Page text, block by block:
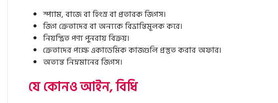
স্প্যাম, বাজে বা হিংস্র বা প্রতারক জিগস।
জিগ ক্রেতাদের বা অন্যকে বিভ্রান্তিমূলক করে।
নিয়ন্ত্রিত পণ্য পুনরায় বিক্রয়।
ক্রেতাদের পক্ষে একাডেমিক কাজগুলি প্রস্তুত করার অফার।
অত্যন্ত নিম্নমানের জিগস।
যে কোনও আইন, বিধি